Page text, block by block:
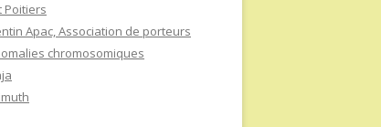
Poitiers
Apac, Association de porteurs
chromosomiques